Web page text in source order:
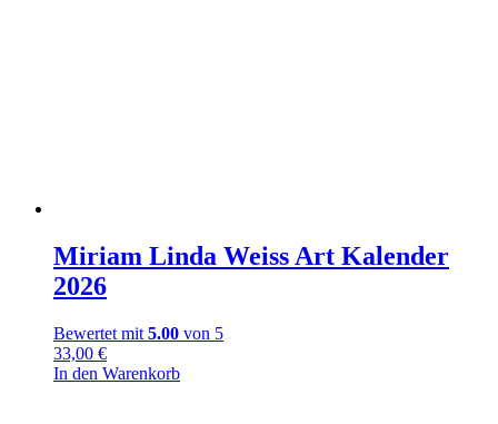
Miriam Linda Weiss Art Kalender
2026
Bewertet mit 5.00 von 5
33,00 €
In den Warenkorb